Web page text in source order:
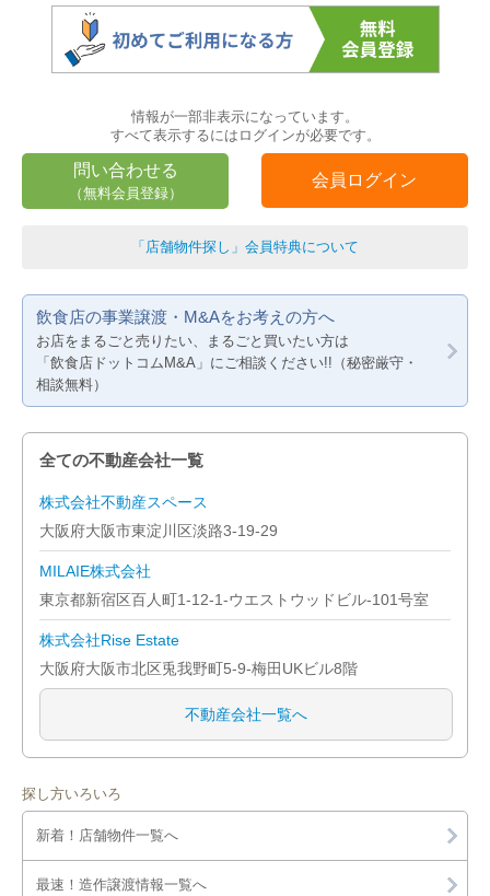
情報が一部非表示になっています。
すべて表示するにはログインが必要です。
問い合わせる
（無料会員登録）
会員ログイン
「店舗物件探し」会員特典について
飲食店の事業譲渡・M&Aをお考えの方へ
お店をまるごと売りたい、まるごと買いたい方は
「飲食店ドットコムM&A」にご相談ください!!（秘密厳守・
相談無料）
全ての不動産会社一覧
株式会社不動産スペース
大阪府大阪市東淀川区淡路3-19-29
MILAIE株式会社
東京都新宿区百人町1-12-1-ウエストウッドビル-101号室
株式会社Rise Estate
大阪府大阪市北区兎我野町5-9-梅田UKビル8階
不動産会社一覧へ
探し方いろいろ
新着！店舗物件一覧へ
最速！造作譲渡情報一覧へ